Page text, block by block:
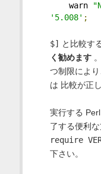
warn
'5.008' ;
$] と比較す
く勧めます
つ制限によ
は 比較が正
実行する
了する便利
require
下さい。